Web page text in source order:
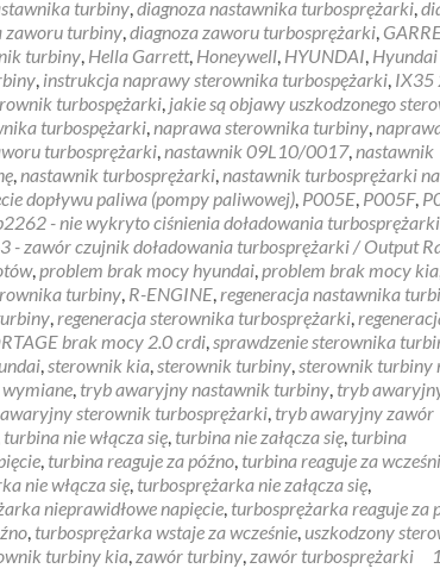
turbiny,diagnoza nastawnika turbosprężarki,
zaworu turbiny,diagnoza zaworu turbosprężarki,
turbiny, Hella Garrett, Honeywell, HYUNDAI,
, instrukcja naprawy sterownika turbospężarki, IX35
turbospężarki, jakie są objawy uszkodzonego
turbospężarki,naprawa sterownika turbiny,
turbosprężarki,nastawnik 09L10/0017,nastawnik
,nastawnik turbosprężarki,nastawnik turbosprężarki na
dopływu paliwa (pompy paliwowej), P005E, P005F,
- nie wykryto ciśnienia doładowania turbosprężarki
- zawór czujnik doładowania turbosprężarki / Output
,problem brak mocy hyundai,problem brak mocy kia
turbiny, R-ENGINE,regeneracja nastawnika
,regeneracja sterownika turbosprężarki,
brak mocy 2.0 crdi,sprawdzenie sterownika
,sterownik kia,sterownik turbiny,sterownik turbiny
, tryb awaryjny nastawnik turbiny, tryb
sterownik turbosprężarki, tryb awaryjny zawór
turbina nie włącza się, turbina nie załącza się, turbina
, turbina reaguje za późno, turbina reaguje za
nie włącza się, turbosprężarka nie załącza się,
nieprawidłowe napięcie, turbosprężarka reaguje za
, turbosprężarka wstaje za wcześnie,uszkodzony
turbiny kia,zawór turbiny,zawór turbosprężarki
1